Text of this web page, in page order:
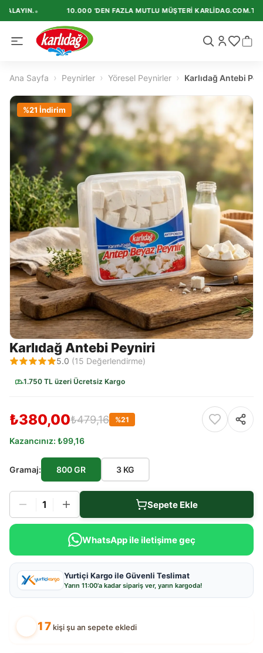
• 10.000 'DEN FAZLA MUTLU MÜŞTERI KARLIDAG.COM.TR'I
Ana Sayfa › Peynirler › Yöresel Peynirler › Karlıdağ Antebi
%21 İndirim
Karlıdağ Antebi Peyniri
5.0 (15 Değerlendirme)
1.750 TL üzeri Ücretsiz Kargo
₺380,00₺479,16 %21
Kazancınız: ₺99,16
Gramaj: 800 GR 3 KG
1 Sepete Ekle
WhatsApp ile iletişime geç
Yurtiçi Kargo ile Güvenli Teslimat
Yarın 11:00'a kadar sipariş ver, yarın kargoda!
17 kişi şu an sepete ekledi